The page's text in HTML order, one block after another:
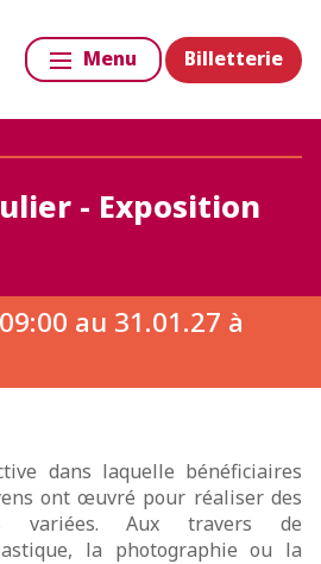
Billetterie
Menu
- Exposition
au 31.01.27 à
dans laquelle bénéficiaires
ont œuvré pour réaliser des
variées. Aux travers de
la photographie ou la